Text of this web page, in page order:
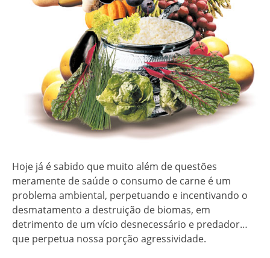
Hoje já é sabido que muito além de questões
meramente de saúde o consumo de carne é um
problema ambiental, perpetuando e incentivando o
desmatamento a destruição de biomas, em
detrimento de um vício desnecessário e predador…
que perpetua nossa porção agressividade.